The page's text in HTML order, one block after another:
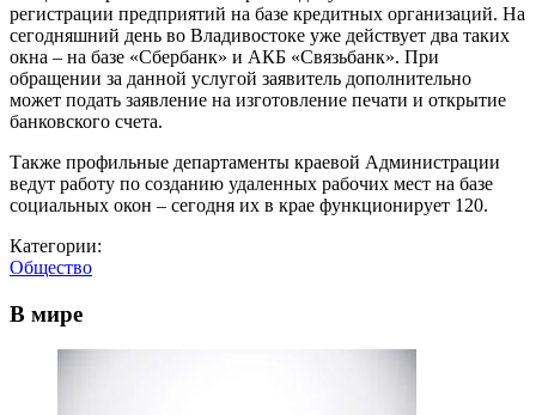
регистрации предприятий на базе кредитных организаций. На
сегодняшний день во Владивостоке уже действует два таких
окна – на базе «Сбербанк» и АКБ «Связьбанк». При
обращении за данной услугой заявитель дополнительно
может подать заявление на изготовление печати и открытие
банковского счета.
Также профильные департаменты краевой Администрации
ведут работу по созданию удаленных рабочих мест на базе
социальных окон – сегодня их в крае функционирует 120.
Категории:
Общество
В мире